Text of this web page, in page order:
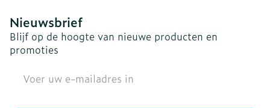
Nieuwsbrief
Blijf op de hoogte van nieuwe producten en
promoties